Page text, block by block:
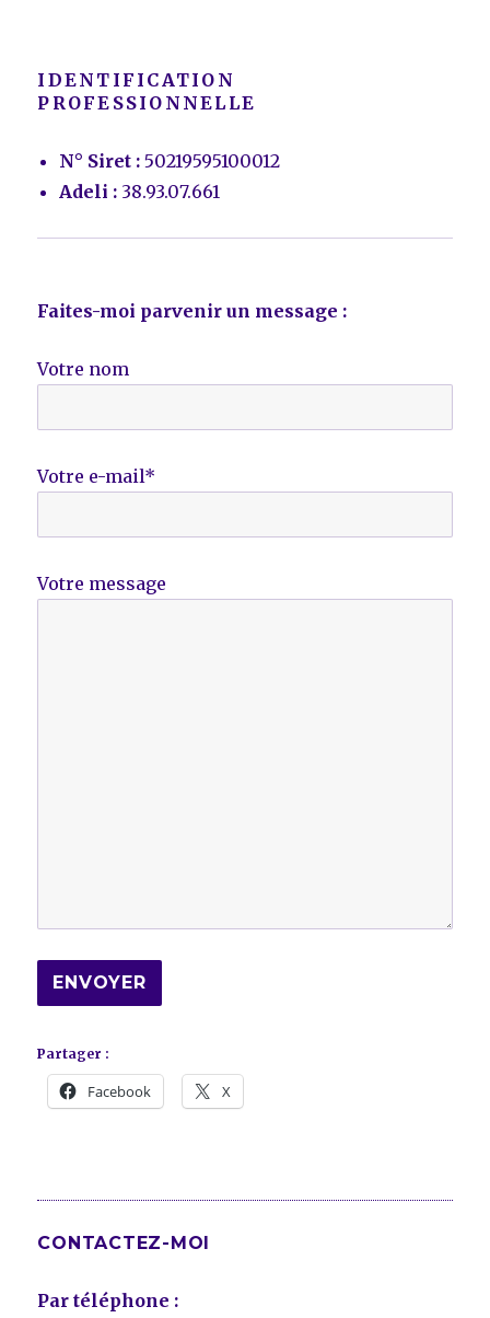
IDENTIFICATION
PROFESSIONNELLE
N° Siret : 50219595100012
Adeli : 38.93.07.661
Faites-moi parvenir un message :
Votre nom
Votre e-mail*
Votre message
Partager :
Facebook X
CONTACTEZ-MOI
Par téléphone :